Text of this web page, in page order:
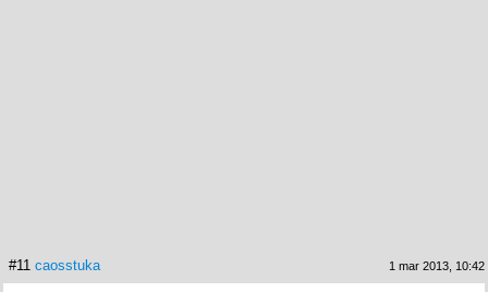
#11 caosstuka 1 mar 2013, 10:42